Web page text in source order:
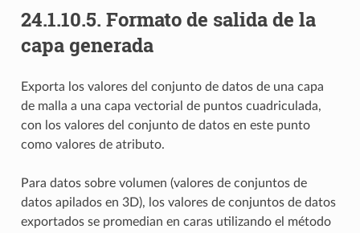
24.1.10.5. Formato de salida de la
capa generada
Exporta los valores del conjunto de datos de una capa
de malla a una capa vectorial de puntos cuadriculada,
con los valores del conjunto de datos en este punto
como valores de atributo.
Para datos sobre volumen (valores de conjuntos de
datos apilados en 3D), los valores de conjuntos de datos
exportados se promedian en caras utilizando el método